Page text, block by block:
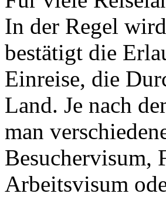
In der Regel
bestätigt die
Einreise, die
Land. Je nach
man
Besuchervisum,
Arbeitsvisum